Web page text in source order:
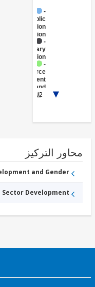
Administration
- Education
Secondary
Education
Workforce
Development
Vocational
التركيز
Development and Gender
Private Sector Development